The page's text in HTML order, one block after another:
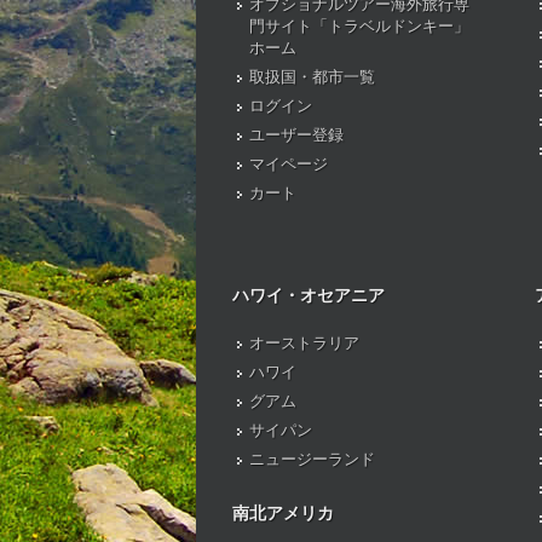
オプショナルツアー海外旅行専
門サイト「トラベルドンキー」
ホーム
取扱国・都市一覧
ログイン
ユーザー登録
マイページ
カート
ハワイ・オセアニア
オーストラリア
ハワイ
グアム
サイパン
ニュージーランド
南北アメリカ